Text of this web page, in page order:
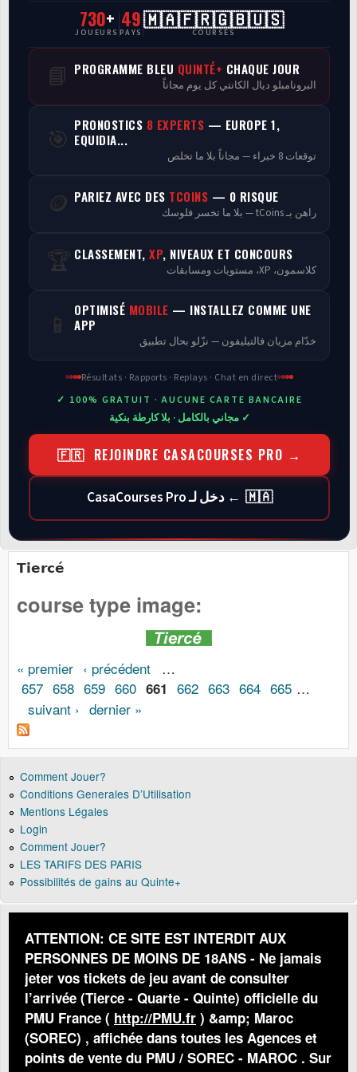
CasaCourses Pro
Resultats/Rapport CPCs
Discussion
Programmes
730+
JOUEURS
49
PAYS
🇲🇦🇫🇷🇬🇧🇺🇸
COURSES
📘 PROGRAMME BLEU QUINTÉ+ CHAQUE JOUR
البرونامبلو ديال الكانتي كل يوم مجاناً
🎯 PRONOSTICS 8 EXPERTS — EUROPE 1,
EQUIDIA...
توقعات 8 خبراء — مجاناً بلا ما تخلص
🪙 PARIEZ AVEC DES TCOINS — 0 RISQUE
راهن بـ tCoins — بلا ما تخسر فلوسك
🏆 CLASSEMENT, XP, NIVEAUX ET CONCOURS
كلاسمون، XP، مستويات ومسابقات
📱 OPTIMISÉ MOBILE — INSTALLEZ COMME UNE
APP
خدّام مزيان فالتيليفون — نزّلو بحال تطبيق
Résultats · Rapports · Replays · Chat en direct
✓ 100% GRATUIT · AUCUNE CARTE BANCAIRE
✓ مجاني بالكامل · بلا كارطة بنكية
🇫🇷 REJOINDRE CASACOURSES PRO →
🇲🇦 ← دخل لـ CasaCourses Pro
Tiercé
course type image:
Pages
« premier ‹ précédent
…
657 658 659 660 661 662 663 664 665 …
suivant › dernier »
Comment Jouer?
Conditions Generales D’Utilisation
Mentions Légales
Login
Comment Jouer?
LES TARIFS DES PARIS
Possibilités de gains au Quinte+
ATTENTION: CE SITE EST INTERDIT AUX
PERSONNES DE MOINS DE 18ANS - Ne jamais
jeter vos tickets de jeu avant de consulter
l’arrivée (Tierce - Quarte - Quinte) officielle du
PMU France ( http://PMU.fr ) &amp; Maroc
(SOREC) , affichée dans toutes les Agences et
points de vente du PMU / SOREC - MAROC . Sur